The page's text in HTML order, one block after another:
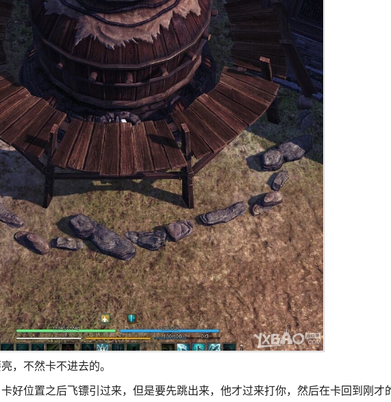
，不然卡不进去的。
好位置之后飞镖引过来，但是要先跳出来，他才过来打你，然后在卡回到刚才